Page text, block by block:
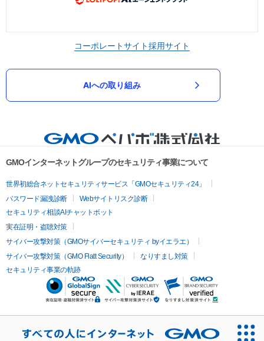
コーポレートサイト採用サイト
AIへの取り組み
GMOインターネットグループのセキュリティ事業について
世界初総合ネットセキュリティサービス「GMOセキュリティ24」
パスワード漏洩診断
Webサイトリスク診断
セキュリティ相談AIチャットボット
実在証明・盗聴対策
サイバー攻撃対策（GMOサイバーセキュリティ byイエラエ）
サイバー攻撃対策（GMO Flatt Security）
なりすまし対策
セキュリティ事業の軌跡